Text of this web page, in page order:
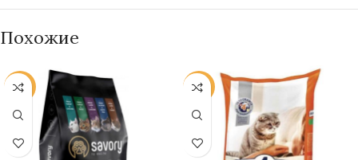
Похожие
-38% -20%